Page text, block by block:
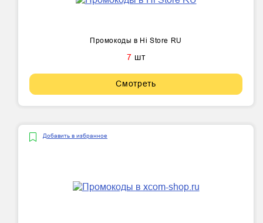
Промокоды в Hi Store RU
7 шт
Смотреть
Добавить в избранное